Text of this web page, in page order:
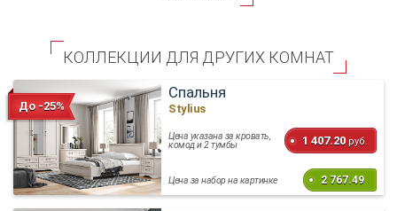
КОЛЛЕКЦИИ ДЛЯ ДРУГИХ КОМНАТ
До -25%
Спальня
Stylius
Цена указана за кровать,
комод и 2 тумбы 1 407.20 руб.
Цена за набор на картинке 2 767.49